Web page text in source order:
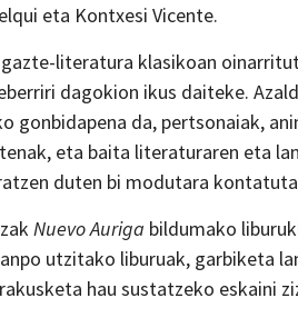
eta Kontxesi Vicente.
literatura klasikoan
dagokion ikus daiteke.
gonbidapena da, pertsonaiak,
eta baita literaturaren eta
duten bi modutara
Nuevo Auriga bildumako
utzitako liburuak, garbiketa
hau sustatzeko eskaini